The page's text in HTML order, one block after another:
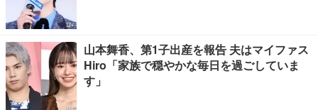
山本舞香、第1子出産を報告 夫はマイファス
Hiro「家族で穏やかな毎日を過ごしていま
す」